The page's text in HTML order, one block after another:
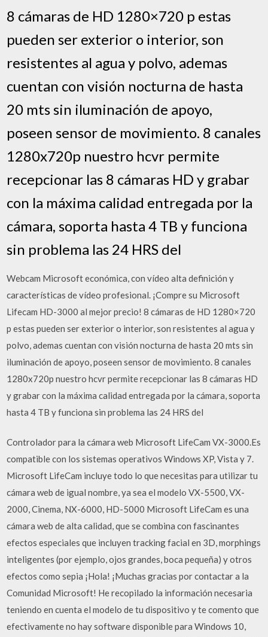
8 cámaras de HD 1280×720 p estas
pueden ser exterior o interior, son
resistentes al agua y polvo, ademas
cuentan con visión nocturna de hasta
20 mts sin iluminación de apoyo,
poseen sensor de movimiento. 8 canales
1280x720p nuestro hcvr permite
recepcionar las 8 cámaras HD y grabar
con la máxima calidad entregada por la
cámara, soporta hasta 4 TB y funciona
sin problema las 24 HRS del
Webcam Microsoft económica, con vídeo alta definición y
características de vídeo profesional. ¡Compre su Microsoft
Lifecam HD-3000 al mejor precio! 8 cámaras de HD 1280×720
p estas pueden ser exterior o interior, son resistentes al agua y
polvo, ademas cuentan con visión nocturna de hasta 20 mts sin
iluminación de apoyo, poseen sensor de movimiento. 8 canales
1280x720p nuestro hcvr permite recepcionar las 8 cámaras HD
y grabar con la máxima calidad entregada por la cámara, soporta
hasta 4 TB y funciona sin problema las 24 HRS del
Controlador para la cámara web Microsoft LifeCam VX-3000.Es
compatible con los sistemas operativos Windows XP, Vista y 7.
Microsoft LifeCam incluye todo lo que necesitas para utilizar tu
cámara web de igual nombre, ya sea el modelo VX-5500, VX-
2000, Cinema, NX-6000, HD-5000 Microsoft LifeCam es una
cámara web de alta calidad, que se combina con fascinantes
efectos especiales que incluyen tracking facial en 3D, morphings
inteligentes (por ejemplo, ojos grandes, boca pequeña) y otros
efectos como sepia ¡Hola! ¡Muchas gracias por contactar a la
Comunidad Microsoft! He recopilado la información necesaria
teniendo en cuenta el modelo de tu dispositivo y te comento que
efectivamente no hay software disponible para Windows 10,